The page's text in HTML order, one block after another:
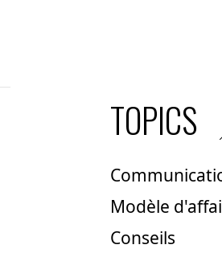
TOPICS
Modèle
Conseils